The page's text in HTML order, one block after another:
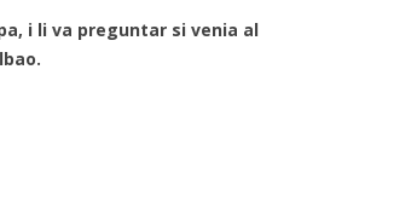
i li va preguntar si venia al